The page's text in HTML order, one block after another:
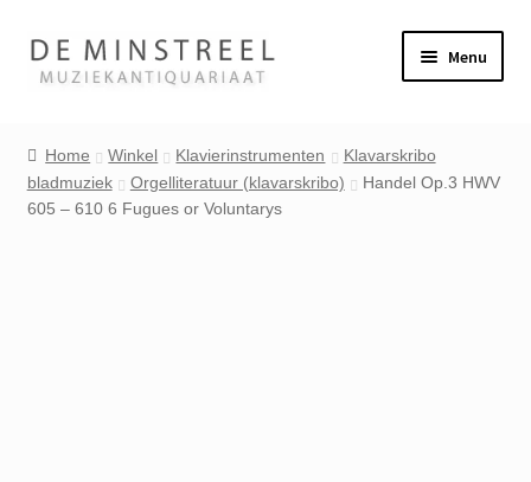
Ga
door
Ga
naar
Menu
Contact
Home Winkel Klavierinstrumenten
Klavarskribo
bladmuziek
Orgelliteratuur (klavarskribo)
Handel Op.3 HWV
605 – 610 6 Fugues or Voluntarys